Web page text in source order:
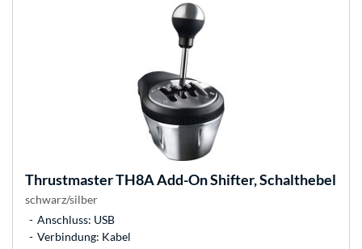
ThrustmasterTH8A Add-On Shifter, Schalthebel
schwarz/silber
Anschluss: USB
Verbindung: Kabel